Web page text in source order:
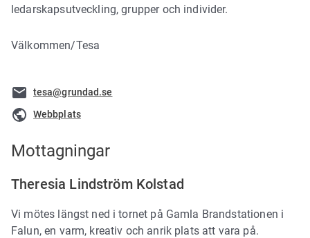
ledarskapsutveckling, grupper och individer.
Välkommen/Tesa
tesa@grundad.se
Webbplats
Mottagningar
Theresia Lindström Kolstad
Vi mötes längst ned i tornet på Gamla Brandstationen i
Falun, en varm, kreativ och anrik plats att vara på.